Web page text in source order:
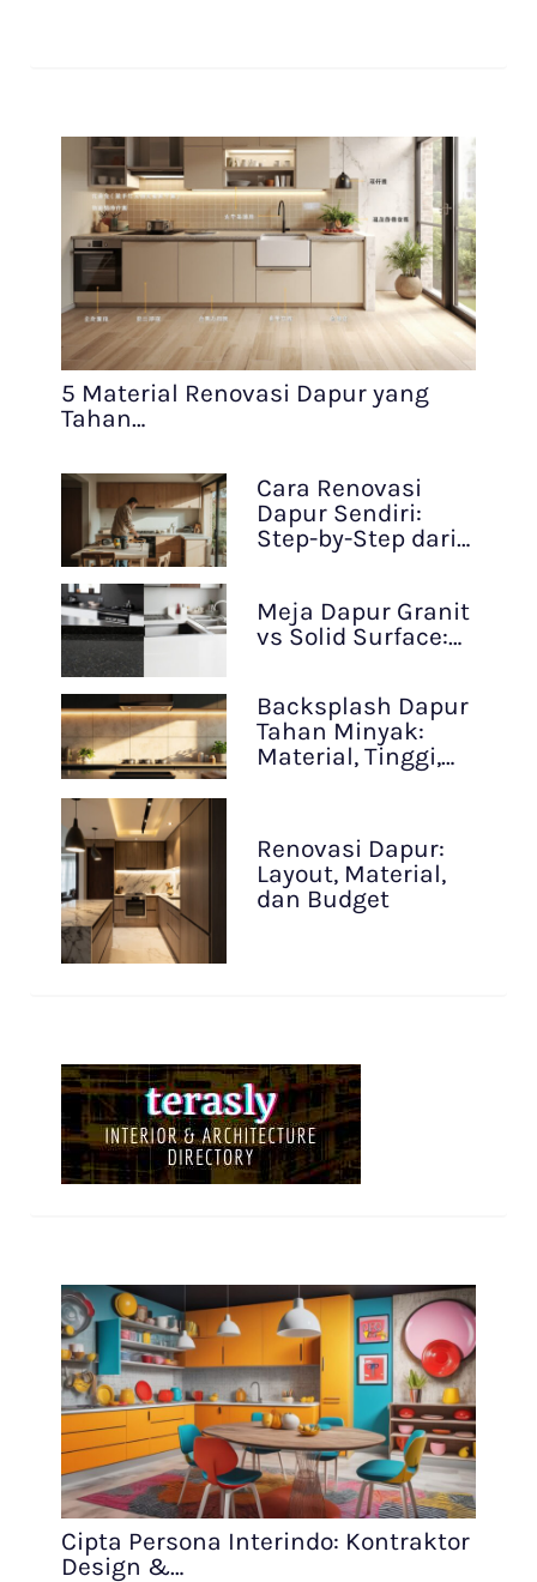
5 Material Renovasi Dapur yang
Tahan…
Cara Renovasi
Dapur Sendiri:
Step-by-Step dari…
Meja Dapur Granit
vs Solid Surface:…
Backsplash Dapur
Tahan Minyak:
Material, Tinggi,…
Renovasi Dapur:
Layout, Material,
dan Budget
Cipta Persona Interindo: Kontraktor
Design &…